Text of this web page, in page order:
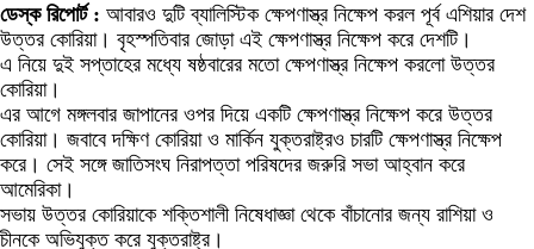
ডেস্ক রিপোর্ট : আবারও দুটি ব্যালিস্টিক ক্ষেপণাস্ত্র নিক্ষেপ করল পূর্ব এশিয়ার দেশ
উত্তর কোরিয়া। বৃহস্পতিবার জোড়া এই ক্ষেপণাস্ত্র নিক্ষেপ করে দেশটি।
এ নিয়ে দুই সপ্তাহের মধ্যে ষষ্ঠবারের মতো ক্ষেপণাস্ত্র নিক্ষেপ করলো উত্তর
কোরিয়া।
এর আগে মঙ্গলবার জাপানের ওপর দিয়ে একটি ক্ষেপণাস্ত্র নিক্ষেপ করে উত্তর
কোরিয়া। জবাবে দক্ষিণ কোরিয়া ও মার্কিন যুক্তরাষ্ট্রও চারটি ক্ষেপণাস্ত্র নিক্ষেপ
করে। সেই সঙ্গে জাতিসংঘ নিরাপত্তা পরিষদের জরুরি সভা আহ্বান করে
আমেরিকা।
সভায় উত্তর কোরিয়াকে শক্তিশালী নিষেধাজ্ঞা থেকে বাঁচানোর জন্য রাশিয়া ও
চীনকে অভিযুক্ত করে যুক্তরাষ্ট্র।